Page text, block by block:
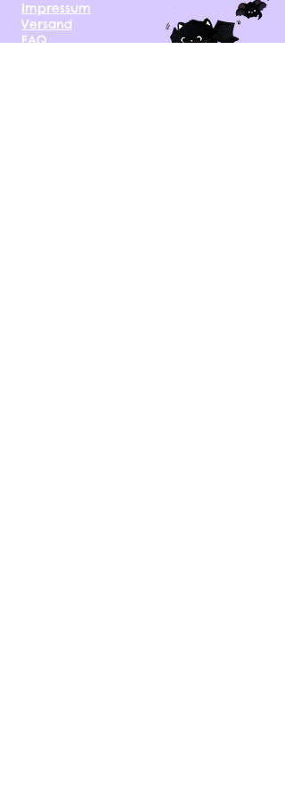
Impressum
Versand
FAQ